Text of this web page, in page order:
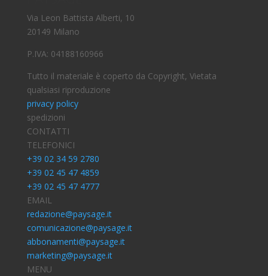
Via Leon Battista Alberti, 10
20149 Milano
P.IVA: 04188160966
Tutto il materiale è coperto da Copyright, Vietata
qualsiasi riproduzione
privacy policy
spedizioni
CONTATTI
TELEFONICI
+39 02 34 59 2780
+39 02 45 47 4859
+39 02 45 47 4777
EMAIL
redazione@paysage.it
comunicazione@paysage.it
abbonamenti@paysage.it
marketing@paysage.it
MENU